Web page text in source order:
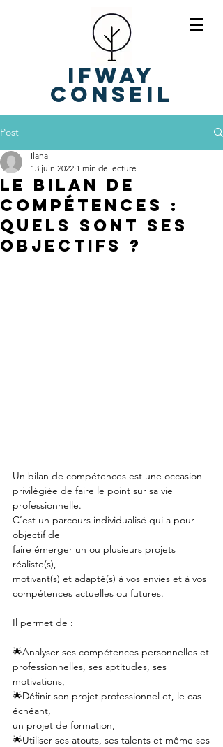
IFWAY
Conseil
Post
Le bilan de
compétences :
Quels sont ses
objectifs ?
Ilana
13 juin 2022 1 min de lecture
Un bilan de compétences est une occasion
privilégiée de faire le point sur sa vie
professionnelle.
C’est un parcours individualisé qui a pour
objectif de
faire émerger un ou plusieurs projets
réaliste(s),
motivant(s) et adapté(s) à vos envies et à vos
compétences actuelles ou futures.
Il permet de :
🌟Analyser ses compétences personnelles et
professionnelles, ses aptitudes, ses
motivations,
🌟Définir son projet professionnel et, le cas
échéant,
un projet de formation,
🌟Utiliser ses atouts, ses talents et même ses